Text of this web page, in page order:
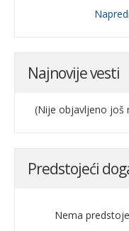
Najnovije vesti
(Nije objavljeno još
Predstojeći
Nema